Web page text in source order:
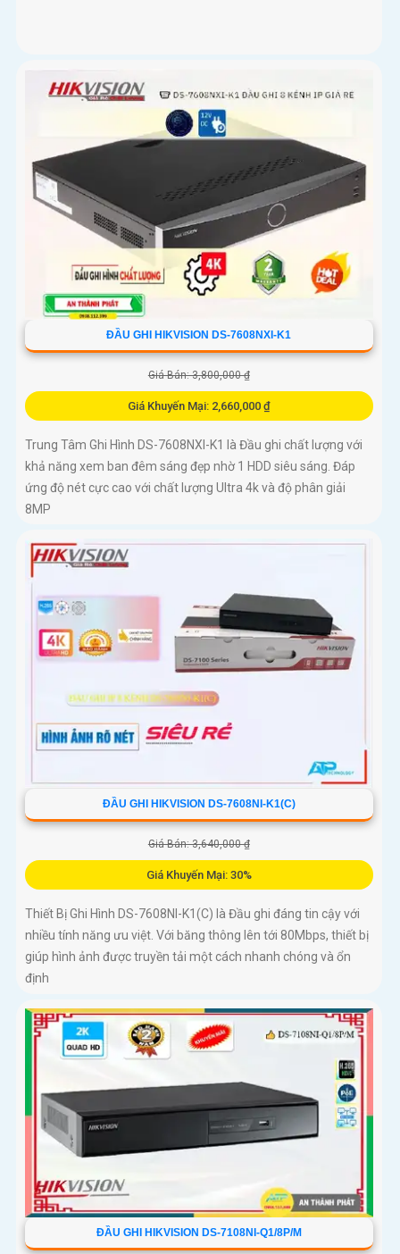
ĐẦU GHI HIKVISION DS-7608NXI-K1
Giá Bán: 3,800,000 ₫
Giá Khuyến Mại: 2,660,000 ₫
Trung Tâm Ghi Hình DS-7608NXI-K1 là Đầu ghi chất lượng với
khả năng xem ban đêm sáng đẹp nhờ 1 HDD siêu sáng. Đáp
ứng độ nét cực cao với chất lượng Ultra 4k và độ phân giải
8MP
ĐẦU GHI HIKVISION DS-7608NI-K1(C)
Giá Bán: 3,640,000 ₫
Giá Khuyến Mại: 30%
Thiết Bị Ghi Hình DS-7608NI-K1(C) là Đầu ghi đáng tin cậy với
nhiều tính năng ưu việt. Với băng thông lên tới 80Mbps, thiết bị
giúp hình ảnh được truyền tải một cách nhanh chóng và ổn
định
ĐẦU GHI HIKVISION DS-7108NI-Q1/8P/M